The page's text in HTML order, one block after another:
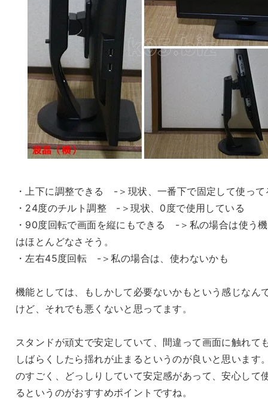
・上下に調整できる -＞現状、一番下で固定して使って
・24度のチルト調整 -＞現状、0度で使用している
・90度回転で画面を縦にもできる -＞私の場合は使う
はほとんどなさそう。
・左右45度回転 -＞私の場合は、使わないかも
機能としては、もしかして必要ないかもという感じなん
けど、それでも悪くないと思ってます。
スタンドが頑丈で安定していて、間違って画面に触れて
しばらくしたら揺れが止まるというのが良いと思います
のすごく、どっしりしていて安定感があって、安心して
るというのがおすすめポイントですね。